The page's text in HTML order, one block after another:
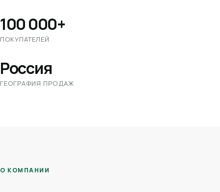
100 000+
ПОКУПАТЕЛЕЙ
Россия
ГЕОГРАФИЯ ПРОДАЖ
О КОМПАНИИ